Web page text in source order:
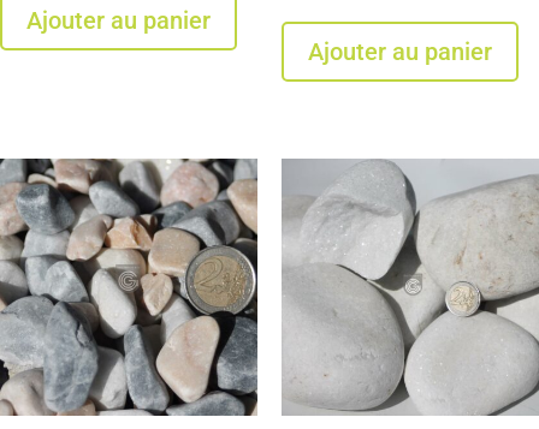
Ajouter au panier
Ajouter au panier